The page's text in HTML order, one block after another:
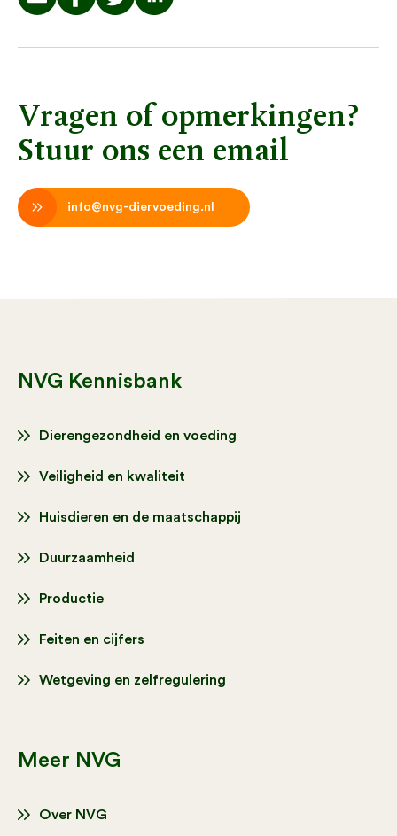
Vragen of opmerkingen?
Stuur ons een email
info@nvg-diervoeding.nl
NVG Kennisbank
Dierengezondheid en voeding
Veiligheid en kwaliteit
Huisdieren en de maatschappij
Duurzaamheid
Productie
Feiten en cijfers
Wetgeving en zelfregulering
Meer NVG
Over NVG